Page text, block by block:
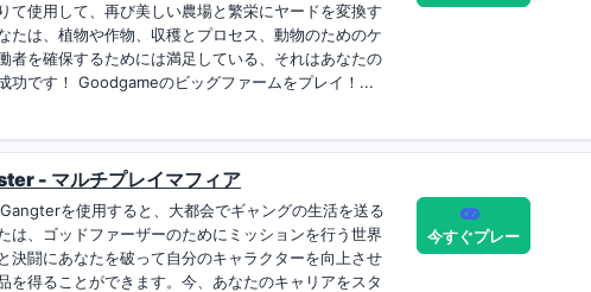
て使用して、再び美しい農場と繁栄にヤードを変換す
たは、植物や作物、収穫とプロセス、動物のためのケ
者を確保するためには満足している、それはあなたの
功です！ Goodgameのビッグファームをプレイ！...
- マルチプレイマフィア
を使用すると、大都会でギャングの生活を送る
は、ゴッドファーザーのためにミッションを行う世界
決闘にあなたを破って自分のキャラクターを向上させ
を得ることができます。今、あなたのキャリアをスタ
今すぐプレー